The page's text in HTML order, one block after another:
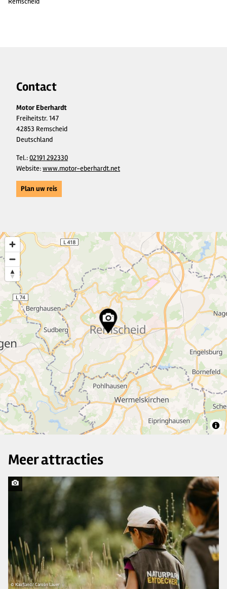
Contact
Motor Eberhardt
Freiheitstr. 147
42853 Remscheid
Deutschland
Tel.:02191 292330
Website:www.motor-eberhardt.net
Plan uw reis
7
17
5
30
13
10
4
2
9
Meer attracties
© Kaufland/ Carolin Lauer